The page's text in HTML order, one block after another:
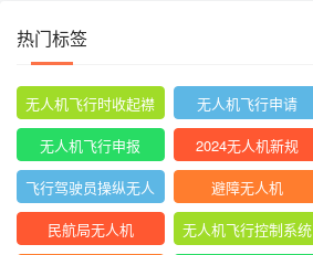
热门标签
无人机飞行时收起襟
翼
无人机飞行申请
无人机飞行申报
2024无人机新规
飞行驾驶员操纵无人
机坡度转弯时
避障无人机
民航局无人机
无人机飞行控制系统